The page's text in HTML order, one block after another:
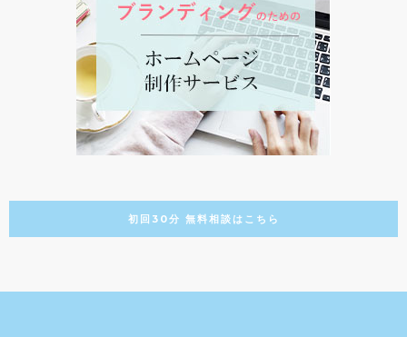
初回30分 無料相談はこちら